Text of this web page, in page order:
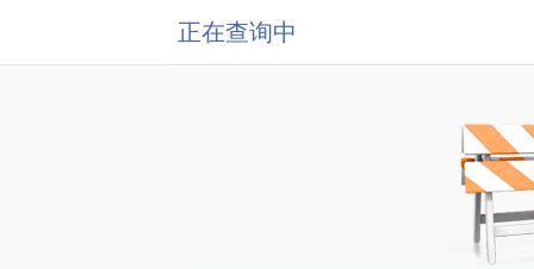
正在查询中